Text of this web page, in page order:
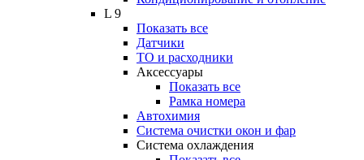
L 9
Показать все
Датчики
ТО и расходники
Аксессуары
Показать все
Рамка номера
Автохимия
Система очистки окон и фар
Система охлаждения